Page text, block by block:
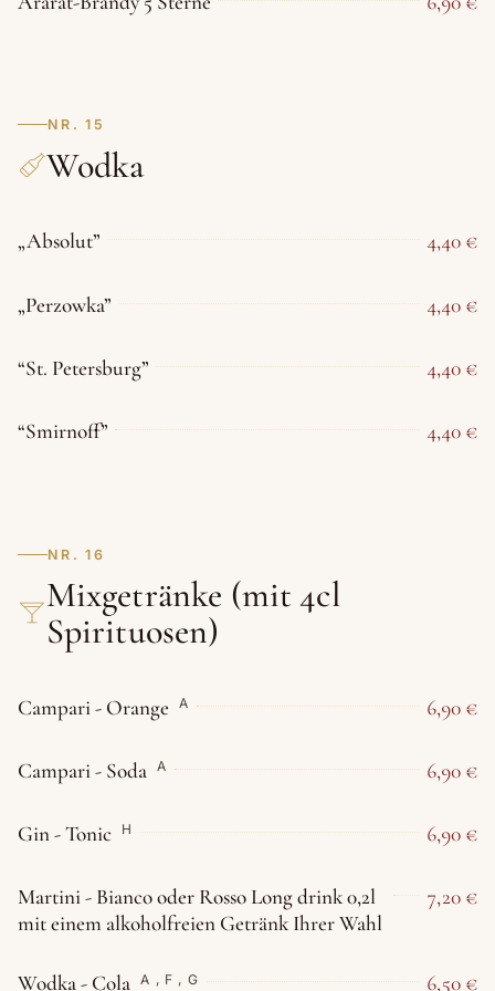
NR. 15
Wodka
„Absolut” 4,40 €
„Perzowka” 4,40 €
“St. Petersburg” 4,40 €
“Smirnoff” 4,40 €
NR. 16
Mixgetränke (mit 4cl
Spirituosen)
Campari - Orange A 6,90 €
Campari - Soda A 6,90 €
Gin - Tonic H 6,90 €
Martini - Bianco oder Rosso Long drink 0,2l
mit einem alkoholfreien Getränk Ihrer Wahl
7,20 €
Wodka - Cola A , F , G 6,50 €